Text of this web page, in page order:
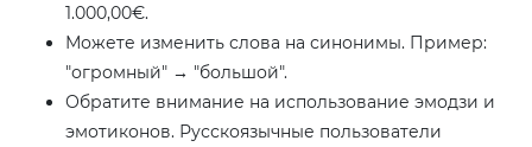
1.000,00€.
Можете изменить слова на синонимы. Пример:
"огромный" → "большой".
Обратите внимание на использование эмодзи и
эмотиконов. Русскоязычные пользователи